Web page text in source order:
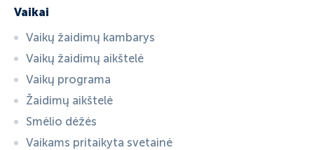
Vaikai
Vaikų žaidimų kambarys
Vaikų žaidimų aikštelė
Vaikų programa
Žaidimų aikštelė
Smėlio dėžės
Vaikams pritaikyta svetainė